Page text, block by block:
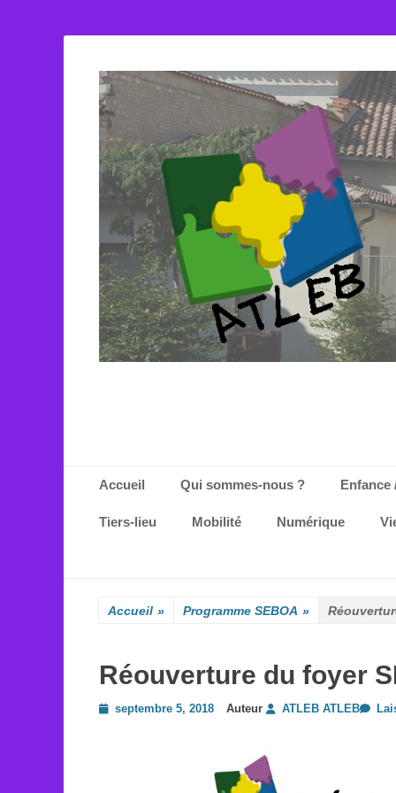
ATLEB
Menu principal
contenu
Accueil Qui sommes-nous ? Enfance
Tiers-lieu Mobilité Numérique
Accueil » Programme SEBOA »
Réouverture du foyer
Posted
septembre 5, 2018 Auteur ATLEB ATLEB